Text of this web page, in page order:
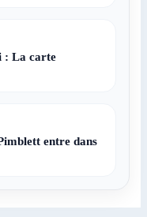
: La carte
entre dans